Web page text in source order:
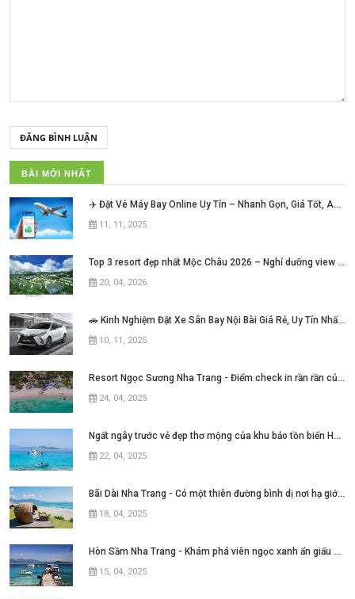
ĐĂNG BÌNH LUẬN
BÀI MỚI NHẤT
✈️ Đặt Vé Máy Bay Online Uy Tín – Nhanh Gọn, Giá Tốt, An Tâm Mỗi Hành Trình!
11, 11, 2025.
Top 3 resort đẹp nhất Mộc Châu 2026 – Nghỉ dưỡng view núi cực chill không thể bỏ lỡ
20, 04, 2026.
🚗 Kinh Nghiệm Đặt Xe Sân Bay Nội Bài Giá Rẻ, Uy Tín Nhất Hiện Nay
10, 11, 2025.
Resort Ngọc Sương Nha Trang - Điểm check in rần rần của những tín đồ mê phim Việt
24, 04, 2025.
Ngất ngây trước vẻ đẹp thơ mộng của khu bảo tồn biển Hòn Mun Nha Trang
22, 04, 2025.
Bãi Dài Nha Trang - Có một thiên đường bình dị nơi hạ giới với biển xanh cát trắng quanh năm sóng xô bờ
18, 04, 2025.
Hòn Sầm Nha Trang - Khám phá viên ngọc xanh ẩn giấu giữa vịnh Nha Phu
15, 04, 2025.